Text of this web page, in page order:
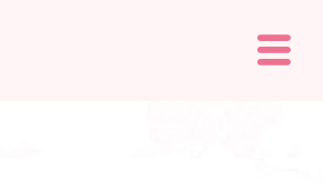
メ
ニ